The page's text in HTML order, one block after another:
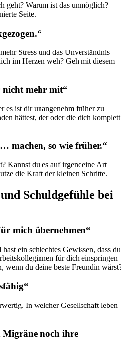
geht? Warum ist das unmöglich?
Seite.
Stress und das Unverständnis
im Herzen weh? Geh mit diesem
nicht mehr mit“
es ist dir unangenehm früher zu
hättest, der oder die dich komplett
machen, so wie früher.“
Kannst du es auf irgendeine Art
die Kraft der kleinen Schritte.
Schuldgefühle bei
mich übernehmen“
ein schlechtes Gewissen, dass du
für dich einspringen
wenn du deine beste Freundin
In welcher Gesellschaft leben
Migräne noch ihre